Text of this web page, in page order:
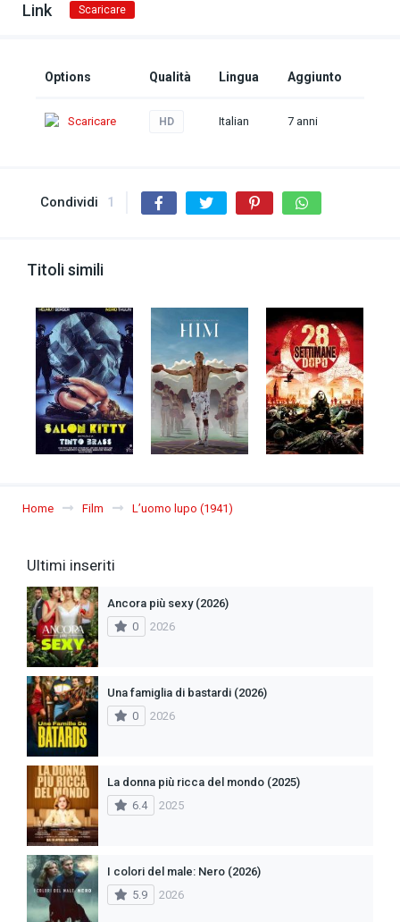
Link Scaricare
Options Qualità Lingua Aggiunto
Scaricare HD Italian 7 anni
Condividi 1
Titoli simili
Home Film L’uomo lupo (1941)
Ultimi inseriti
Ancora più sexy (2026)
0
2026
Una famiglia di bastardi (2026)
0
2026
La donna più ricca del mondo (2025)
6.4
2025
I colori del male: Nero (2026)
5.9
2026